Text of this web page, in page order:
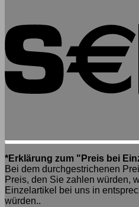
*Erklärung zum "Preis bei
Bei dem durchgestrichenen
Preis, den Sie zahlen würden,
Einzelartikel bei uns in
würden..